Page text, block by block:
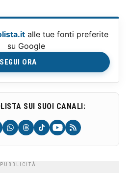
alle tue fonti preferite
su Google
SEGUI ORA
SUI SUOI CANALI: